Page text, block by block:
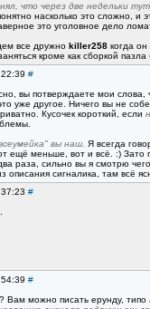
что через две недельки
насколько это сложно,
это уголовное дело
все дружно killer258 когда
кроме как сборкой пазла
#
вы потверждаете мои слова,
уже другое. Ничего вы не
Кусочек короткий, если
вы наш. Я всегда
ещё меньше, вот и всё. :) Зато
раза, сильно вы я смотрю
описания сигналика, там всё
#
#
Вам можно писать ерунду, типо